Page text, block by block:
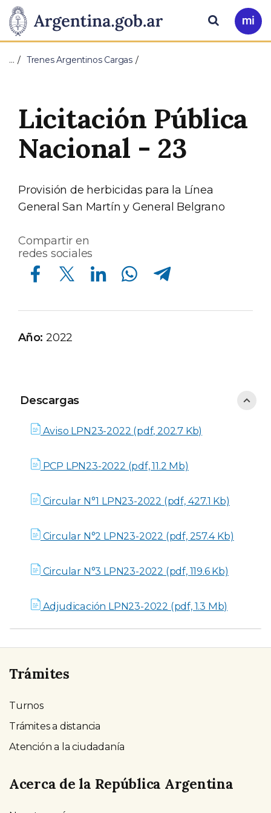
Presidencia
de
Nación
Pasar al contenido principal
Ir
a
Buscar
… Trenes Argentinos Cargas
Licitación Pública
Nacional - 23
Provisión de herbicidas para la Línea
General San Martín y General Belgrano
Compartir en
redes sociales
Compartir en Facebook Compartir en Twitter Compartir en Linkedin Compartir en Whatsapp Compartir en Telegram
Año: 2022
Descargas
Descargas
Aviso LPN23-2022 (pdf, 202.7 Kb)
PCP LPN23-2022 (pdf, 11.2 Mb)
Circular N°1 LPN23-2022 (pdf, 427.1 Kb)
Circular N°2 LPN23-2022 (pdf, 257.4 Kb)
Circular N°3 LPN23-2022 (pdf, 119.6 Kb)
Adjudicación LPN23-2022 (pdf, 1.3 Mb)
Trámites
Turnos
Trámites a distancia
Atención a la ciudadanía
Acerca de la República Argentina